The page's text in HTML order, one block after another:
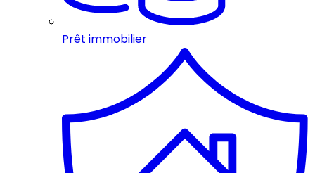
Prêt immobilier